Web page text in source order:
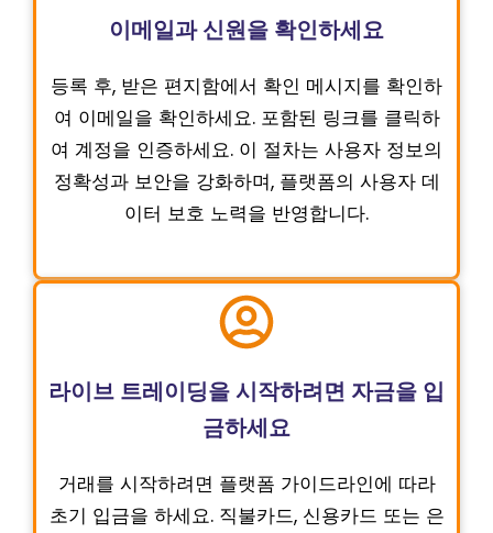
이메일과 신원을 확인하세요
등록 후, 받은 편지함에서 확인 메시지를 확인하
여 이메일을 확인하세요. 포함된 링크를 클릭하
여 계정을 인증하세요. 이 절차는 사용자 정보의
정확성과 보안을 강화하며, 플랫폼의 사용자 데
이터 보호 노력을 반영합니다.
라이브 트레이딩을 시작하려면 자금을 입
금하세요
거래를 시작하려면 플랫폼 가이드라인에 따라
초기 입금을 하세요. 직불카드, 신용카드 또는 은